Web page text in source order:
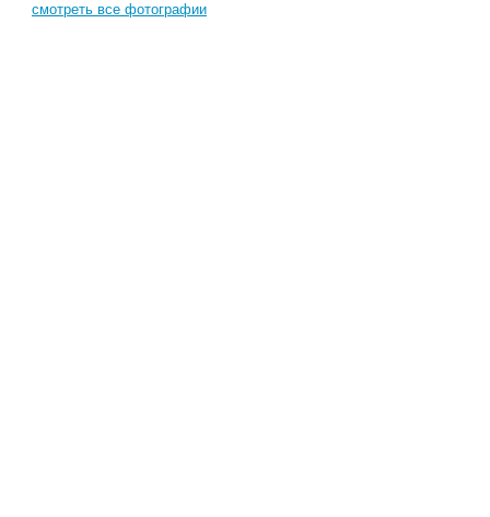
смотреть все фотографии